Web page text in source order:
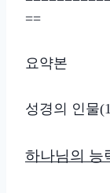
==
요약본
성경의 인물
하나님의 능